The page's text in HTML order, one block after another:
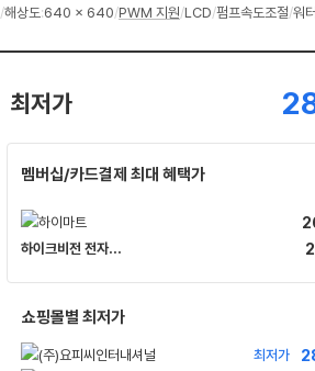
/해상도:640 x 640/PWM 지원/LCD/펌프속도조절/워
최저가
멤버십/카드결제 최대 혜택가
하이크비전 전자칠판
이
버
이
쇼핑몰별 최저가
최저가